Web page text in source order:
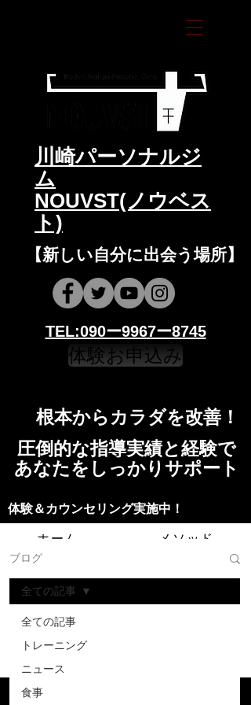
​川崎パーソナルジ
ム
NOUVST(ノウベス
ト)
​​【新しい自分に出会う場所】
​​TEL:090ー9967ー8745
体験お申込み
​根本からカラダを改善！​​
​​圧倒的な指導実績と経験で
​あなたをしっかりサポート
​​​体験＆カウンセリング実施中！
ホーム メソッド
トレーニングの流れ 施設
スタッフ
ブログ
全ての記事
トレーニング
ニュース
食事
全ての記事